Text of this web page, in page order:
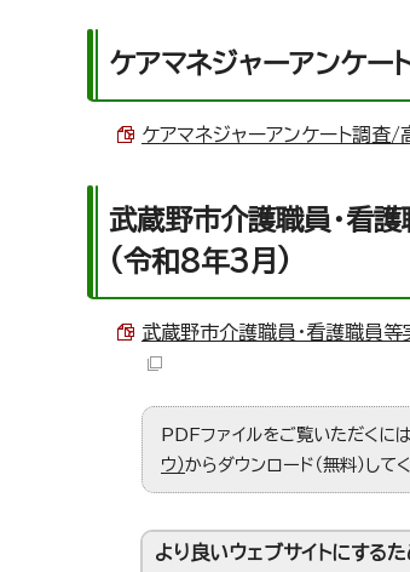
ケアマネジャーアンケ
ケアマネジャーアンケート調
武蔵野市介護職員・看
(令和8年3月)
武蔵野市介護職員・看護職員
PDFファイルをご覧いただく
ウ）からダウンロード（無料）して
より良いウェブサイトにする